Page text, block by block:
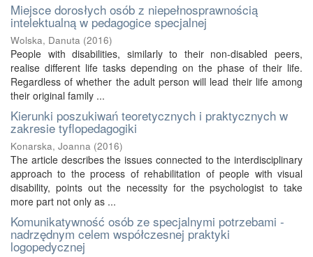
Miejsce dorosłych osób z niepełnosprawnością
intelektualną w pedagogice specjalnej
Wolska, Danuta (2016)
People with disabilities, similarly to their non-disabled peers,
realise different life tasks depending on the phase of their life.
Regardless of whether the adult person will lead their life among
their original family ...
Kierunki poszukiwań teoretycznych i praktycznych w
zakresie tyflopedagogiki
Konarska, Joanna (2016)
The article describes the issues connected to the interdisciplinary
approach to the process of rehabilitation of people with visual
disability, points out the necessity for the psychologist to take
more part not only as ...
Komunikatywność osób ze specjalnymi potrzebami -
nadrzędnym celem współczesnej praktyki
logopedycznej